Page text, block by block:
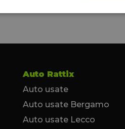
Auto Rattix
Auto usate
Auto usate Bergamo
Auto usate Lecco